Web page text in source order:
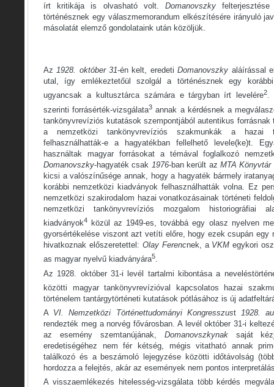
írt kritikája is olvasható volt. Domanovszky
történésznek egy válaszmemorandum elkészítésére irányuló
másolatát elemző gondolataink után közöljük.
Az1928. október 31-én kelt, eredetiDomanovszky aláírással
utal, így emlékeztetőül szolgál a történésznek egy
ugyancsak a kultusztárca számára e tárgyban írt levelére2.
szerinti forrásérték-vizsgálata3 annak a kérdésnek a
tankönyvrevíziós kutatások szempontjából autentikus forrásnak
a nemzetközi tankönyvrevíziós szakmunkák a hazai
felhasználhatták-e a hagyatékban fellelhető levele(ke)t.
használtak magyar forrásokat a témával foglalkozó
Domanovszky-hagyaték csak 1976-ban került az MTA Könyvtár
kicsi a valószínűsége annak, hogy a hagyaték bármely
korábbi nemzetközi kiadványok felhasználhatták volna. Ez
nemzetközi szakirodalom hazai vonatkozásainak történeti
nemzetközi tankönyvrevíziós mozgalom historiográfiai
kiadványok4
közül az 1949-es, továbbá egy olasz nyelven
gyorsértékelése viszont azt vetíti előre, hogy ezek csupán egy
hivatkoznak előszeretettel: Olay Ferencnek, a VKM egykori
as magyar nyelvű kiadványára5.
Az 1928. október 31-i levél tartalmi kibontása a
közötti magyar tankönyvrevízióval kapcsolatos hazai
történelem tantárgytörténeti kutatások pótlásához is új
A VI. Nemzetközi Történettudományi Kongresszust
1928.
rendezték meg a norvég fővárosban. A levél október 31-i
az esemény szemtanújának, Domanovszkynaksaját
eredetiségéhez nem fér kétség, mégis vitatható annak
találkozó és a beszámoló lejegyzése közötti időtávolság
hordozza a felejtés, akár az események nem pontos
A visszaemlékezés hitelesség-vizsgálata több kérdés